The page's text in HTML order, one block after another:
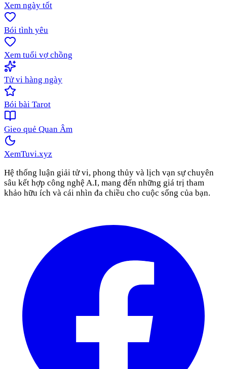
Xem ngày tốt
Bói tình yêu
Xem tuổi vợ chồng
Tử vi hàng ngày
Bói bài Tarot
Gieo quẻ Quan Âm
XemTuvi.xyz
Hệ thống luận giải tử vi, phong thủy và lịch vạn sự chuyên
sâu kết hợp công nghệ A.I, mang đến những giá trị tham
khảo hữu ích và cái nhìn đa chiều cho cuộc sống của bạn.